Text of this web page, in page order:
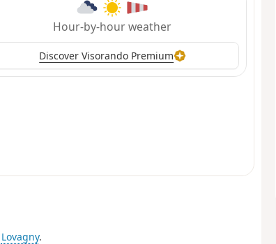
Hour-by-hour weather
Discover Visorando Premium
Lovagny.